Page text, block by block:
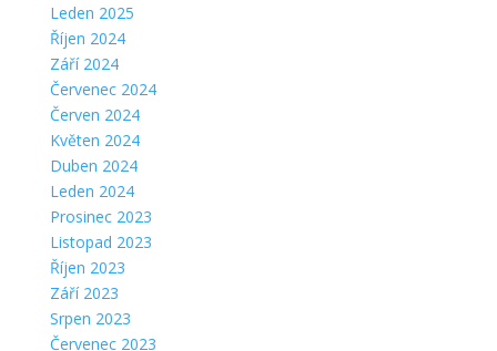
Leden 2025
Říjen 2024
Září 2024
Červenec 2024
Červen 2024
Květen 2024
Duben 2024
Leden 2024
Prosinec 2023
Listopad 2023
Říjen 2023
Září 2023
Srpen 2023
Červenec 2023